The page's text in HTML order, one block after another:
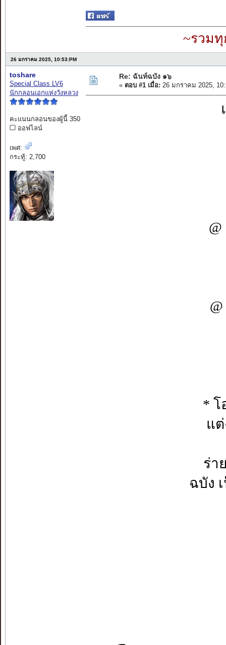
~รวมทุ
26 มกราคม 2025, 10:53:PM
toshare
Special Class LV6
นักกลอนเอกแห่งวังหลวง
คะแนนกลอนของผู้นี้ 350
ออฟไลน์
เพศ:
กระทู้: 2,700
Re: ฉันท์ฉบัง ๑๖
« ตอบ #1 เมื่อ: 26 มกราคม 2025,
* โ
แ
ร่า
ฉบัง